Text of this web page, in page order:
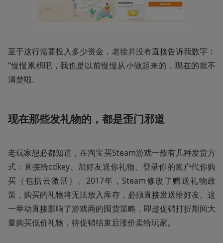
至于这行需要投入多少资金，老徐并没有直接告诉我数字：
“慢慢累积吧，我也是以前慢慢从小做起来的，现在的就不
清楚啦。
现在那些发礼物的，都是歪门邪道
老玩家想必都知道，在淘宝买Steam游戏一般有几种发货方
式：直接给cdkey、加好友送你礼物、登录你的账户代你购
买（包括云激活）。2017年，Steam修改了赠送礼物政
策，购买的礼物将无法放入库存，必须直接发送给好友。这
一举动直接影响了游戏商的囤货策略，即趁促销打折期间大
量购买低价礼物，待促销结束后涨价卖给玩家。